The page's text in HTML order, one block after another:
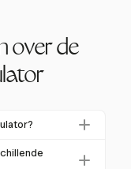
over de
het volgen
van overuren